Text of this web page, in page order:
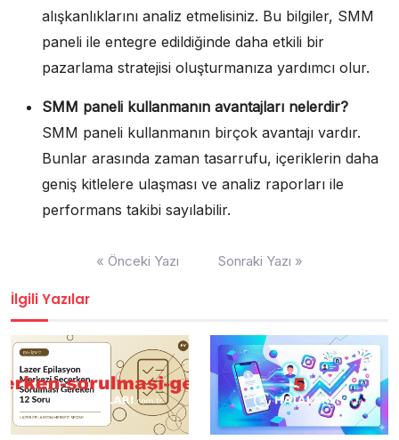
alışkanlıklarını analiz etmelisiniz. Bu bilgiler, SMM
paneli ile entegre edildiğinde daha etkili bir
pazarlama stratejisi oluşturmanıza yardımcı olur.
SMM paneli kullanmanın avantajları nelerdir?
SMM paneli kullanmanın birçok avantajı vardır.
Bunlar arasında zaman tasarrufu, içeriklerin daha
geniş kitlelere ulaşması ve analiz raporları ile
performans takibi sayılabilir.
« Önceki Yazı Sonraki Yazı »
İlgili Yazılar